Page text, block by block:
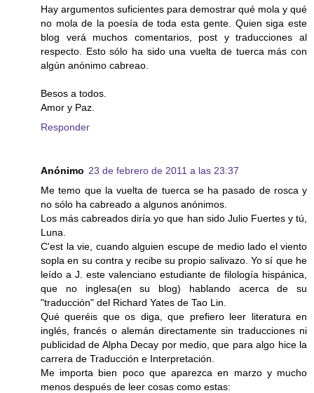
Hay argumentos suficientes para demostrar qué mola y qué
no mola de la poesía de toda esta gente. Quien siga este
blog verá muchos comentarios, post y traducciones al
respecto. Esto sólo ha sido una vuelta de tuerca más con
algún anónimo cabreao.
Besos a todos.
Amor y Paz.
Responder
Anónimo 23 de febrero de 2011 a las 23:37
Me temo que la vuelta de tuerca se ha pasado de rosca y
no sólo ha cabreado a algunos anónimos.
Los más cabreados diría yo que han sido Julio Fuertes y tú,
Luna.
C'est la vie, cuando alguien escupe de medio lado el viento
sopla en su contra y recibe su propio salivazo. Yo sí que he
leído a J. este valenciano estudiante de filología hispánica,
que no inglesa(en su blog) hablando acerca de su
"traducción" del Richard Yates de Tao Lin.
Qué queréis que os diga, que prefiero leer literatura en
inglés, francés o alemán directamente sin traducciones ni
publicidad de Alpha Decay por medio, que para algo hice la
carrera de Traducción e Interpretación.
Me importa bien poco que aparezca en marzo y mucho
menos después de leer cosas como estas: